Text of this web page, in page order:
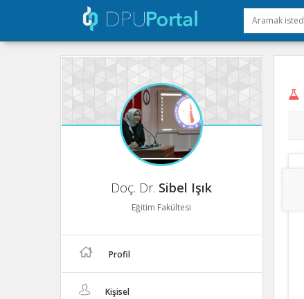
Doç. Dr. Sibel Işık
Eğitim Fakültesi
Profil
Kişisel